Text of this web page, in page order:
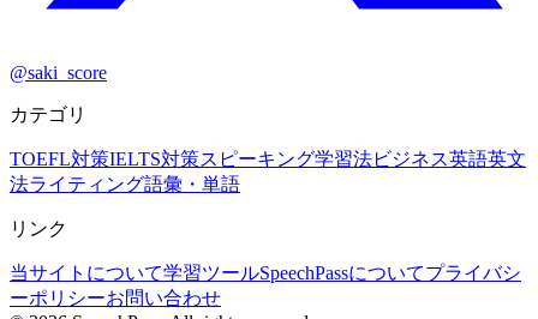
@saki_score
カテゴリ
TOEFL対策IELTS対策スピーキング学習法ビジネス英語英文
法ライティング語彙・単語
リンク
当サイトについて学習ツールSpeechPassについてプライバシ
ーポリシーお問い合わせ